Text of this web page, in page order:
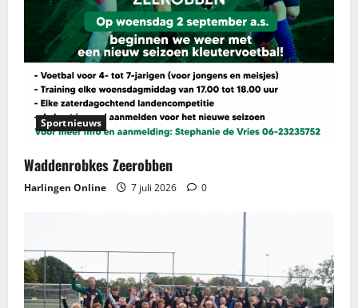
Sportnieuws
Waddenrobkes Zeerobben
Harlingen Online 7 juli 2026 0